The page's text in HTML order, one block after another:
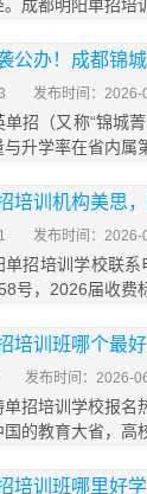
成都明阳单招培
公办！成都锦
发布时间：2026-
单招（又称“锦城
与升学率在省内属
培训机构美思
发布时间：2026-
单招培训学校联
号，2026届收费
培训班哪个最
发布时间：2026-
单招培训学校报名
国的教育大省，高
培训班哪里好